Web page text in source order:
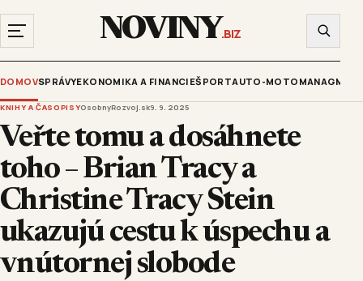
NOVINY.BIZ
DOMOVSPRÁVYEKONOMIKA A FINANCIEŠPORTAUTO-MOTO
KNIHY A ČASOPISYOsobnyRozvoj.sk9. 9. 2025
Veřte tomu a dosáhnete
toho – Brian Tracy a
Christine Tracy Stein
ukazujú cestu k úspechu a
vnútornej slobode